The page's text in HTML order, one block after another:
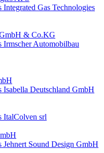
Integrated Gas Technologies
& Co.KG
Irmscher Automobilbau
Isabella Deutschland GmbH
ItalColven srl
Jehnert Sound Design GmbH